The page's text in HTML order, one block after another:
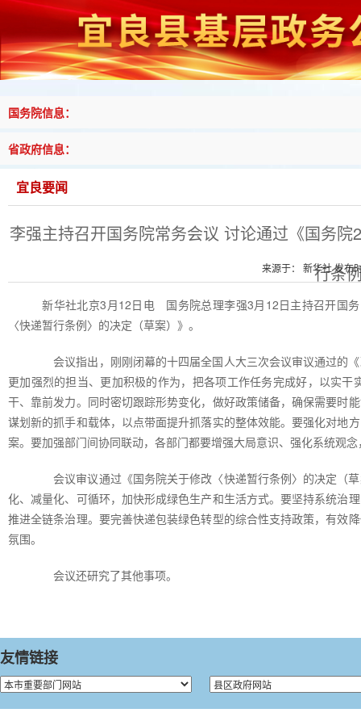
国务院信息：
省政府信息：
宜良要闻
李强主持召开国务院常务会议 讨论通过《国务
行条
来源于： 新华社 发布
新华社北京3月12日电 国务院总理李强3月12日主持召开国
〈快递暂行条例〉的决定（草案）》。
会议指出，刚刚闭幕的十四届全国人大三次会议审议通过的
更加强烈的担当、更加积极的作为，把各项工作任务完成好，以实
干、靠前发力。同时密切跟踪形势变化，做好政策储备，确保需要时
谋划新的抓手和载体，以点带面提升抓落实的整体效能。要强化对地
案。要加强部门间协同联动，各部门都要增强大局意识、强化系统观
会议审议通过《国务院关于修改〈快递暂行条例〉的决定（
化、减量化、可循环，加快形成绿色生产和生活方式。要坚持系统治
推进全链条治理。要完善快递包装绿色转型的综合性支持政策，有效
氛围。
会议还研究了其他事项。
友情链接